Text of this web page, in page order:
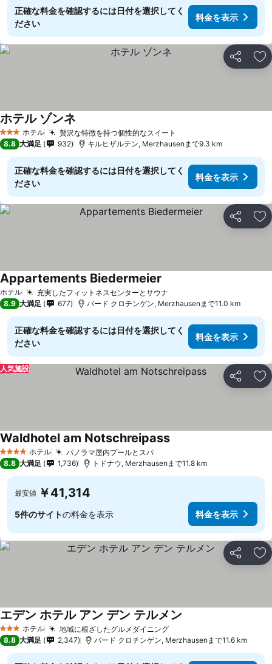
正確な料金を確認するには日付を選択してく
ださい
料金を表示
シェア お
3 ホテルのランク
ホテル 贅沢な特徴を持つ個性的なスイート
ホテル ゾンネ
8.8 大満足 932 キルヒザルテン, Merzhausenまで9.3 km
正確な料金を確認するには日付を選択してく
ださい
料金を表示
シェア お
ホテル 充実したフィットネスセンターとサウナ
Appartements Biedermeier
8.9 大満足 677 バード クロチンゲン, Merzhausenまで11.0 km
正確な料金を確認するには日付を選択してく
ださい
料金を表示
シェア お
人気施設
4 ホテルのランク
ホテル パノラマ屋内プールとスパ
Waldhotel am Notschreipass
8.8 大満足 1,736 トドナウ, Merzhausenまで11.8 km
最安値 ￥41,314
5件のサイトの料金を表示 料金を表示
シェア お
3 ホテルのランク
ホテル 地域に根ざしたグルメダイニング
エデン ホテル アン デン テルメン
8.8 大満足 2,347 バード クロチンゲン, Merzhausenまで11.6 km